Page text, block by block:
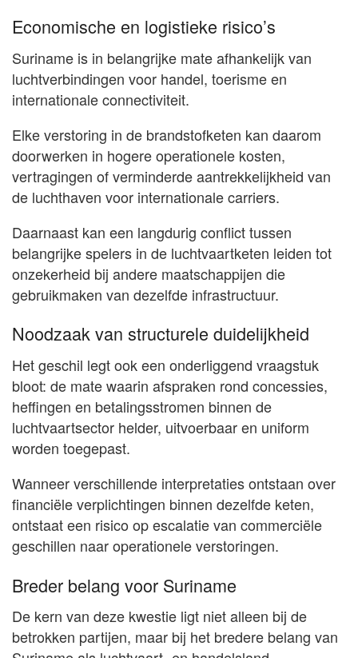
Economische en logistieke risico’s
Suriname is in belangrijke mate afhankelijk van
luchtverbindingen voor handel, toerisme en
internationale connectiviteit.
Elke verstoring in de brandstofketen kan daarom
doorwerken in hogere operationele kosten,
vertragingen of verminderde aantrekkelijkheid van
de luchthaven voor internationale carriers.
Daarnaast kan een langdurig conflict tussen
belangrijke spelers in de luchtvaartketen leiden tot
onzekerheid bij andere maatschappijen die
gebruikmaken van dezelfde infrastructuur.
Noodzaak van structurele duidelijkheid
Het geschil legt ook een onderliggend vraagstuk
bloot: de mate waarin afspraken rond concessies,
heffingen en betalingsstromen binnen de
luchtvaartsector helder, uitvoerbaar en uniform
worden toegepast.
Wanneer verschillende interpretaties ontstaan over
financiële verplichtingen binnen dezelfde keten,
ontstaat een risico op escalatie van commerciële
geschillen naar operationele verstoringen.
Breder belang voor Suriname
De kern van deze kwestie ligt niet alleen bij de
betrokken partijen, maar bij het bredere belang van